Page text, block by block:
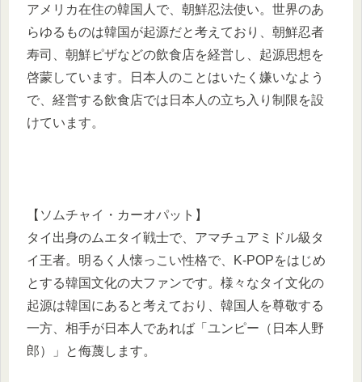
アメリカ在住の韓国人で、朝鮮忍法使い。世界のあ
らゆるものは韓国が起源だと考えており、朝鮮忍者
寿司、朝鮮ピザなどの飲食店を経営し、起源思想を
啓蒙しています。日本人のことはいたく嫌いなよう
で、経営する飲食店では日本人の立ち入り制限を設
けています。
【ソムチャイ・カーオパット】
タイ出身のムエタイ戦士で、アマチュアミドル級タ
イ王者。明るく人懐っこい性格で、K-POPをはじめ
とする韓国文化の大ファンです。様々なタイ文化の
起源は韓国にあると考えており、韓国人を尊敬する
一方、相手が日本人であれば「ユンピー（日本人野
郎）」と侮蔑します。